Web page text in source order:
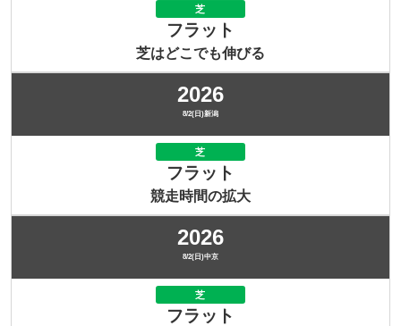
芝
フラット
芝はどこでも伸びる
2026
8/2(日)新潟
芝
フラット
競走時間の拡大
2026
8/2(日)中京
芝
フラット